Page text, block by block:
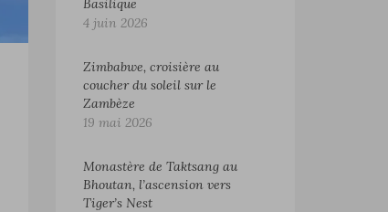
Basilique
4 juin 2026
Zimbabwe, croisière au
coucher du soleil sur le
Zambèze
19 mai 2026
Monastère de Taktsang au
Bhoutan, l’ascension vers
Tiger’s Nest